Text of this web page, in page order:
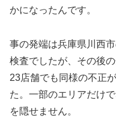
かになったんです。
事の発端は兵庫県川西
検査でしたが、その後
23店舗でも同様の不正
た。一部のエリアだけ
を隠せません。